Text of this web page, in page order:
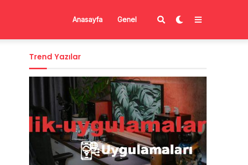
Anasayfa Genel
Trend Yazılar